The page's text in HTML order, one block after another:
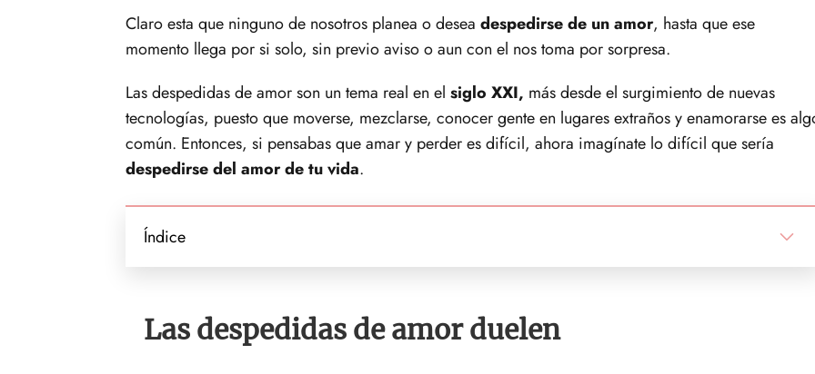
Claro esta que ninguno de nosotros planea o desea despedirse de un amor, hasta que ese
momento llega por si solo, sin previo aviso o aun con el nos toma por sorpresa.
Las despedidas de amor son un tema real en el siglo XXI, más desde el surgimiento de nuevas
tecnologías, puesto que moverse, mezclarse, conocer gente en lugares extraños y enamorarse es
común. Entonces, si pensabas que amar y perder es difícil, ahora imagínate lo difícil que sería
despedirse del amor de tu vida.
Índice
Las despedidas de amor duelen